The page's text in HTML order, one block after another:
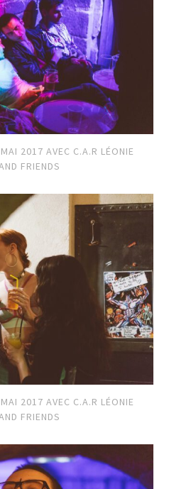
2017 AVEC C.A.R LÉONIE
FRIENDS
2017 AVEC C.A.R LÉONIE
FRIENDS